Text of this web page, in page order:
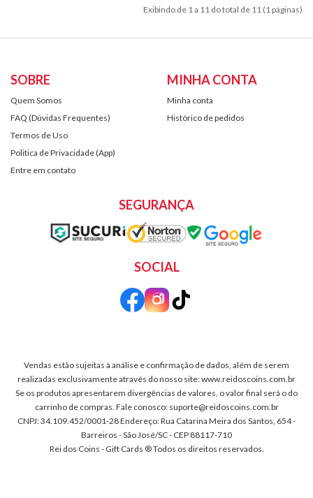
Exibindo de 1 a 11 do total de 11 (1 páginas)
SOBRE
Quem Somos
FAQ (Dúvidas Frequentes)
Termos de Uso
Politica de Privacidade (App)
Entre em contato
MINHA CONTA
Minha conta
Histórico de pedidos
SEGURANÇA
SOCIAL
Vendas estão sujeitas à análise e confirmação de dados, além de serem
realizadas exclusivamente através do nosso site: www.reidoscoins.com.br
Se os produtos apresentarem divergências de valores, o valor final será o do
carrinho de compras. Fale conosco: suporte@reidoscoins.com.br
CNPJ: 34.109.452/0001-28 Endereço: Rua Catarina Meira dos Santos, 654 -
Barreiros - São José/SC - CEP 88117-710
Rei dos Coins - Gift Cards ® Todos os direitos reservados.